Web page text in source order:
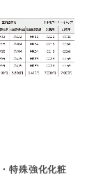
・特殊強化化粧